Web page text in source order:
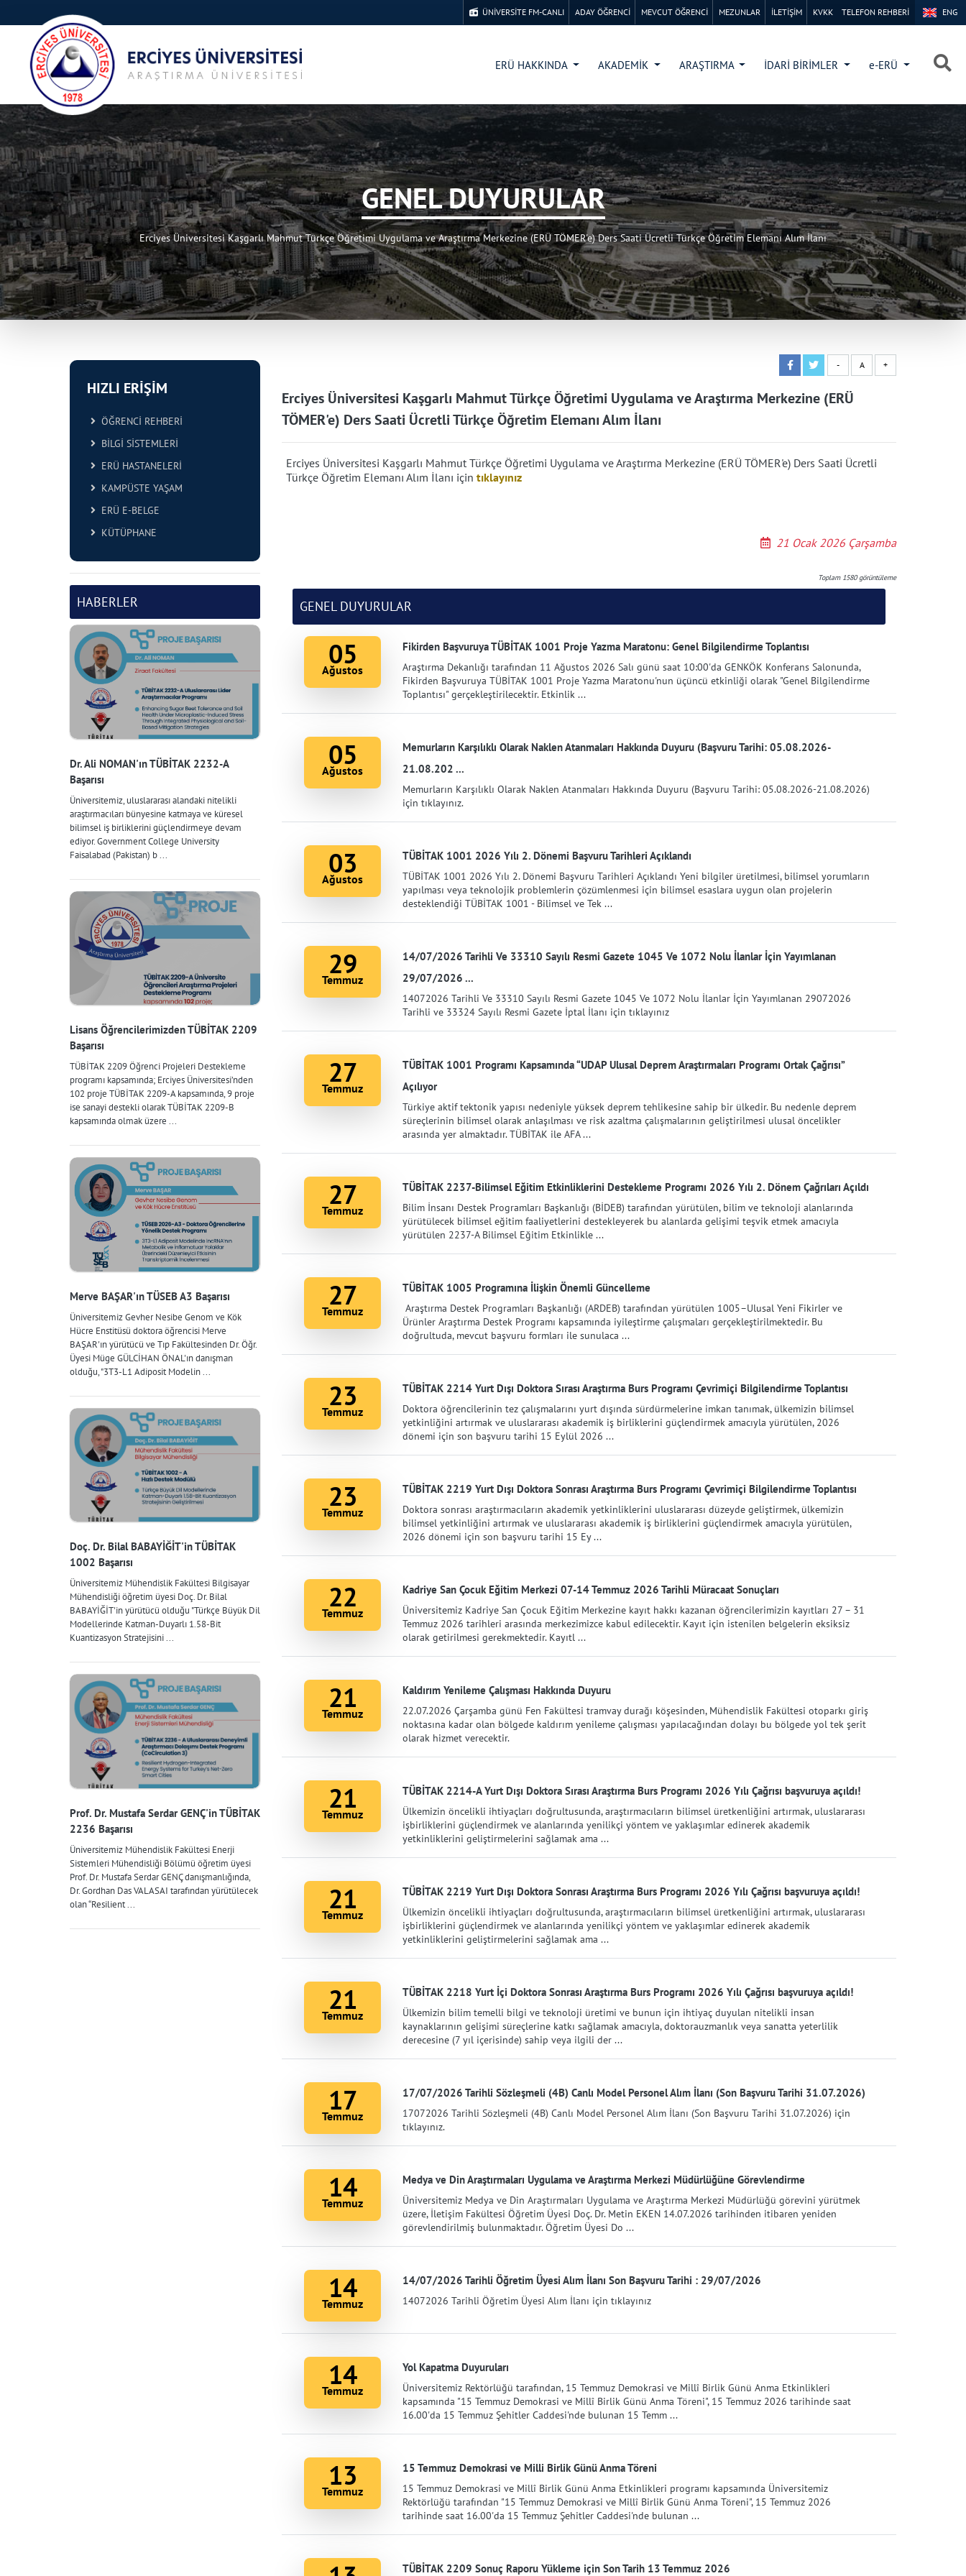
×
×
ENG
TELEFON REHBERİ
ÜNİVERSİTE FM-CANLI ADAY ÖĞRENCİ MEVCUT ÖĞRENCİ MEZUNLAR İLETİŞİM KVKK
ERÜ HAKKINDA AKADEMİK ARAŞTIRMA İDARİ BİRİMLER e-ERÜ
GENEL DUYURULAR
Erciyes Üniversitesi Kaşgarlı Mahmut Türkçe Öğretimi Uygulama ve Araştırma Merkezine (ERÜ TÖMER'e) Ders Saati Ücretli Türkçe Öğretim Elemanı Alım İlanı
HIZLI ERİŞİM
ÖĞRENCİ REHBERİ
BİLGİ SİSTEMLERİ
ERÜ HASTANELERİ
KAMPÜSTE YAŞAM
ERÜ E-BELGE
KÜTÜPHANE
HABERLER
Dr. Ali NOMAN'ın TÜBİTAK 2232-A
Başarısı
Üniversitemiz, uluslararası alandaki nitelikli
araştırmacıları bünyesine katmaya ve küresel
bilimsel iş birliklerini güçlendirmeye devam
ediyor. Government College University
Faisalabad (Pakistan) b ...
Lisans Öğrencilerimizden TÜBİTAK 2209
Başarısı
TÜBİTAK 2209 Öğrenci Projeleri Destekleme
programı kapsamında; Erciyes Üniversitesi’nden
102 proje TÜBİTAK 2209-A kapsamında, 9 proje
ise sanayi destekli olarak TÜBİTAK 2209-B
kapsamında olmak üzere ...
Merve BAŞAR'ın TÜSEB A3 Başarısı
Üniversitemiz Gevher Nesibe Genom ve Kök
Hücre Enstitüsü doktora öğrencisi Merve
BAŞAR'ın yürütücü ve Tıp Fakültesinden Dr. Öğr.
Üyesi Müge GÜLCİHAN ÖNAL'ın danışman
olduğu, "3T3-L1 Adiposit Modelin ...
Doç. Dr. Bilal BABAYİĞİT'in TÜBİTAK
1002 Başarısı
Üniversitemiz Mühendislik Fakültesi Bilgisayar
Mühendisliği öğretim üyesi Doç. Dr. Bilal
BABAYİĞİT'in yürütücü olduğu "Türkçe Büyük Dil
Modellerinde Katman-Duyarlı 1.58-Bit
Kuantizasyon Stratejisini ...
Prof. Dr. Mustafa Serdar GENÇ'in TÜBİTAK
2236 Başarısı
Üniversitemiz Mühendislik Fakültesi Enerji
Sistemleri Mühendisliği Bölümü öğretim üyesi
Prof. Dr. Mustafa Serdar GENÇ danışmanlığında,
Dr. Gordhan Das VALASAI tarafından yürütülecek
olan “Resilient ...
- A +
Erciyes Üniversitesi Kaşgarlı Mahmut Türkçe Öğretimi Uygulama ve Araştırma Merkezine (ERÜ
TÖMER'e) Ders Saati Ücretli Türkçe Öğretim Elemanı Alım İlanı
Erciyes Üniversitesi Kaşgarlı Mahmut Türkçe Öğretimi Uygulama ve Araştırma Merkezine (ERÜ TÖMER'e) Ders Saati Ücretli
Türkçe Öğretim Elemanı Alım İlanı için tıklayınız
21 Ocak 2026 Çarşamba
Toplam 1580görüntüleme
GENEL DUYURULAR
05
Ağustos
Fikirden Başvuruya TÜBİTAK 1001 Proje Yazma Maratonu: Genel Bilgilendirme Toplantısı
Araştırma Dekanlığı tarafından 11 Ağustos 2026 Salı günü saat 10:00'da GENKÖK Konferans Salonunda,
Fikirden Başvuruya TÜBİTAK 1001 Proje Yazma Maratonu'nun üçüncü etkinliği olarak "Genel Bilgilendirme
Toplantısı" gerçekleştirilecektir. Etkinlik ...
05
Ağustos
Memurların Karşılıklı Olarak Naklen Atanmaları Hakkında Duyuru (Başvuru Tarihi: 05.08.2026-
21.08.202 ...
Memurların Karşılıklı Olarak Naklen Atanmaları Hakkında Duyuru (Başvuru Tarihi: 05.08.2026-21.08.2026)
için tıklayınız.
03
Ağustos
TÜBİTAK 1001 2026 Yılı 2. Dönemi Başvuru Tarihleri Açıklandı
TÜBİTAK 1001 2026 Yılı 2. Dönemi Başvuru Tarihleri Açıklandı Yeni bilgiler üretilmesi, bilimsel yorumların
yapılması veya teknolojik problemlerin çözümlenmesi için bilimsel esaslara uygun olan projelerin
desteklendiği TÜBİTAK 1001 - Bilimsel ve Tek ...
29
Temmuz
14/07/2026 Tarihli Ve 33310 Sayılı Resmi Gazete 1045 Ve 1072 Nolu İlanlar İçin Yayımlanan
29/07/2026 ...
14072026 Tarihli Ve 33310 Sayılı Resmi Gazete 1045 Ve 1072 Nolu İlanlar İçin Yayımlanan 29072026
Tarihli ve 33324 Sayılı Resmi Gazete İptal İlanı için tıklayınız
27
Temmuz
TÜBİTAK 1001 Programı Kapsamında “UDAP Ulusal Deprem Araştırmaları Programı Ortak Çağrısı”
Açılıyor
Türkiye aktif tektonik yapısı nedeniyle yüksek deprem tehlikesine sahip bir ülkedir. Bu nedenle deprem
süreçlerinin bilimsel olarak anlaşılması ve risk azaltma çalışmalarının geliştirilmesi ulusal öncelikler
arasında yer almaktadır. TÜBİTAK ile AFA ...
27
Temmuz
TÜBİTAK 2237-Bilimsel Eğitim Etkinliklerini Destekleme Programı 2026 Yılı 2. Dönem Çağrıları Açıldı
Bilim İnsanı Destek Programları Başkanlığı (BİDEB) tarafından yürütülen, bilim ve teknoloji alanlarında
yürütülecek bilimsel eğitim faaliyetlerini destekleyerek bu alanlarda gelişimi teşvik etmek amacıyla
yürütülen 2237-A Bilimsel Eğitim Etkinlikle ...
27
Temmuz
TÜBİTAK 1005 Programına İlişkin Önemli Güncelleme
Araştırma Destek Programları Başkanlığı (ARDEB) tarafından yürütülen 1005–Ulusal Yeni Fikirler ve
Ürünler Araştırma Destek Programı kapsamında iyileştirme çalışmaları gerçekleştirilmektedir. Bu
doğrultuda, mevcut başvuru formları ile sunulaca ...
23
Temmuz
TÜBİTAK 2214 Yurt Dışı Doktora Sırası Araştırma Burs Programı Çevrimiçi Bilgilendirme Toplantısı
Doktora öğrencilerinin tez çalışmalarını yurt dışında sürdürmelerine imkan tanımak, ülkemizin bilimsel
yetkinliğini artırmak ve uluslararası akademik iş birliklerini güçlendirmek amacıyla yürütülen, 2026
dönemi için son başvuru tarihi 15 Eylül 2026 ...
23
Temmuz
TÜBİTAK 2219 Yurt Dışı Doktora Sonrası Araştırma Burs Programı Çevrimiçi Bilgilendirme Toplantısı
Doktora sonrası araştırmacıların akademik yetkinliklerini uluslararası düzeyde geliştirmek, ülkemizin
bilimsel yetkinliğini artırmak ve uluslararası akademik iş birliklerini güçlendirmek amacıyla yürütülen,
2026 dönemi için son başvuru tarihi 15 Ey ...
22
Temmuz
Kadriye San Çocuk Eğitim Merkezi 07-14 Temmuz 2026 Tarihli Müracaat Sonuçları
Üniversitemiz Kadriye San Çocuk Eğitim Merkezine kayıt hakkı kazanan öğrencilerimizin kayıtları 27 – 31
Temmuz 2026 tarihleri arasında merkezimizce kabul edilecektir. Kayıt için istenilen belgelerin eksiksiz
olarak getirilmesi gerekmektedir. Kayıtl ...
21
Temmuz
Kaldırım Yenileme Çalışması Hakkında Duyuru
22.07.2026 Çarşamba günü Fen Fakültesi tramvay durağı köşesinden, Mühendislik Fakültesi otoparkı giriş
noktasına kadar olan bölgede kaldırım yenileme çalışması yapılacağından dolayı bu bölgede yol tek şerit
olarak hizmet verecektir.
21
Temmuz
TÜBİTAK 2214-A Yurt Dışı Doktora Sırası Araştırma Burs Programı 2026 Yılı Çağrısı başvuruya açıldı!
Ülkemizin öncelikli ihtiyaçları doğrultusunda, araştırmacıların bilimsel üretkenliğini artırmak, uluslararası
işbirliklerini güçlendirmek ve alanlarında yenilikçi yöntem ve yaklaşımlar edinerek akademik
yetkinliklerini geliştirmelerini sağlamak ama ...
21
Temmuz
TÜBİTAK 2219 Yurt Dışı Doktora Sonrası Araştırma Burs Programı 2026 Yılı Çağrısı başvuruya açıldı!
Ülkemizin öncelikli ihtiyaçları doğrultusunda, araştırmacıların bilimsel üretkenliğini artırmak, uluslararası
işbirliklerini güçlendirmek ve alanlarında yenilikçi yöntem ve yaklaşımlar edinerek akademik
yetkinliklerini geliştirmelerini sağlamak ama ...
21
Temmuz
TÜBİTAK 2218 Yurt İçi Doktora Sonrası Araştırma Burs Programı 2026 Yılı Çağrısı başvuruya açıldı!
Ülkemizin bilim temelli bilgi ve teknoloji üretimi ve bunun için ihtiyaç duyulan nitelikli insan
kaynaklarının gelişimi süreçlerine katkı sağlamak amacıyla, doktorauzmanlık veya sanatta yeterlilik
derecesine (7 yıl içerisinde) sahip veya ilgili der ...
17
Temmuz
17/07/2026 Tarihli Sözleşmeli (4B) Canlı Model Personel Alım İlanı (Son Başvuru Tarihi 31.07.2026)
17072026 Tarihli Sözleşmeli (4B) Canlı Model Personel Alım İlanı (Son Başvuru Tarihi 31.07.2026) için
tıklayınız.
14
Temmuz
Medya ve Din Araştırmaları Uygulama ve Araştırma Merkezi Müdürlüğüne Görevlendirme
Üniversitemiz Medya ve Din Araştırmaları Uygulama ve Araştırma Merkezi Müdürlüğü görevini yürütmek
üzere, İletişim Fakültesi Öğretim Üyesi Doç. Dr. Metin EKEN 14.07.2026 tarihinden itibaren yeniden
görevlendirilmiş bulunmaktadır. Öğretim Üyesi Do ...
14
Temmuz
14/07/2026 Tarihli Öğretim Üyesi Alım İlanı Son Başvuru Tarihi : 29/07/2026
14072026 Tarihli Öğretim Üyesi Alım İlanı için tıklayınız
14
Temmuz
Yol Kapatma Duyuruları
Üniversitemiz Rektörlüğü tarafından, 15 Temmuz Demokrasi ve Millî Birlik Günü Anma Etkinlikleri
kapsamında "15 Temmuz Demokrasi ve Millî Birlik Günü Anma Töreni", 15 Temmuz 2026 tarihinde saat
16.00'da 15 Temmuz Şehitler Caddesi'nde bulunan 15 Temm ...
13
Temmuz
15 Temmuz Demokrasi ve Milli Birlik Günü Anma Töreni
15 Temmuz Demokrasi ve Millî Birlik Günü Anma Etkinlikleri programı kapsamında Üniversitemiz
Rektörlüğü tarafından "15 Temmuz Demokrasi ve Millî Birlik Günü Anma Töreni", 15 Temmuz 2026
tarihinde saat 16.00'da 15 Temmuz Şehitler Caddesi'nde bulunan ...
TÜBİTAK 2209 Sonuç Raporu Yükleme için Son Tarih 13 Temmuz 2026